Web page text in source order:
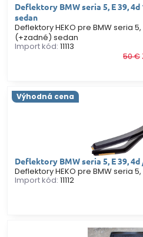
Deflektory BMW seria 5, E 39,
sedan
Deflektory HEKO pre BMW seria
(+zadné) sedan
Import kód: 11113
50 €
Deflektory BMW seria 5, E 39,
Výhodná cena
Deflektory HEKO pre BMW seria
Import kód: 11112